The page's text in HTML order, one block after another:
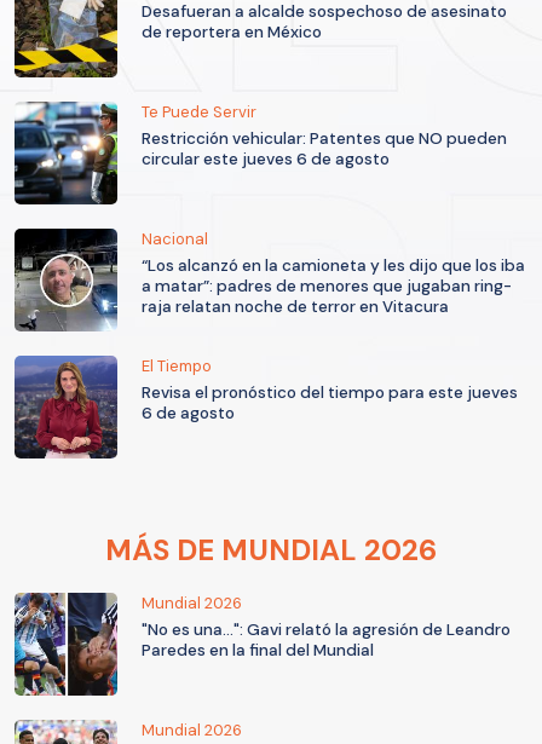
Desafueran a alcalde sospechoso de asesinato
de reportera en México
Te Puede Servir
Restricción vehicular: Patentes que NO pueden
circular este jueves 6 de agosto
Nacional
“Los alcanzó en la camioneta y les dijo que los iba
a matar”: padres de menores que jugaban ring-
raja relatan noche de terror en Vitacura
El Tiempo
Revisa el pronóstico del tiempo para este jueves
6 de agosto
MÁS DE MUNDIAL 2026
Mundial 2026
"No es una...": Gavi relató la agresión de Leandro
Paredes en la final del Mundial
Mundial 2026